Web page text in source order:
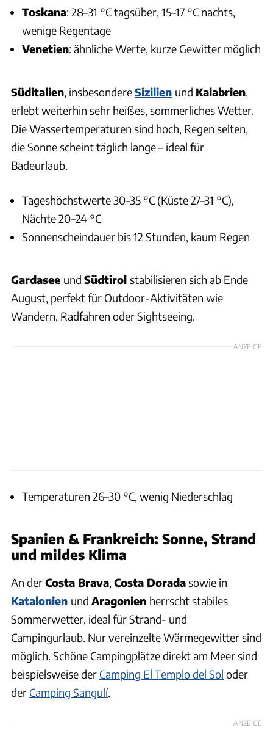
Toskana: 28–31 °C tagsüber, 15–17 °C nachts,
wenige Regentage
Venetien: ähnliche Werte, kurze Gewitter möglich
Süditalien, insbesondereSizilien und Kalabrien,
erlebt weiterhin sehr heißes, sommerliches Wetter.
Die Wassertemperaturen sind hoch, Regen selten,
die Sonne scheint täglich lange – ideal für
Badeurlaub.
Tageshöchstwerte 30–35 °C (Küste 27–31 °C),
Nächte 20–24 °C
Sonnenscheindauer bis 12 Stunden, kaum Regen
Gardasee und Südtirol stabilisieren sich ab Ende
August, perfekt für Outdoor-Aktivitäten wie
Wandern, Radfahren oder Sightseeing.
ANZEIGE
Temperaturen 26–30 °C, wenig Niederschlag
Spanien & Frankreich: Sonne, Strand
und mildes Klima
An derCosta Brava, Costa Doradasowie in
Katalonien und Aragonien herrscht stabiles
Sommerwetter, ideal für Strand- und
Campingurlaub. Nur vereinzelte Wärmegewitter sind
möglich. Schöne Campingplätze direkt am Meer sind
beispielsweise der Camping El Templo del Sol oder
der Camping Sangulí.
ANZEIGE